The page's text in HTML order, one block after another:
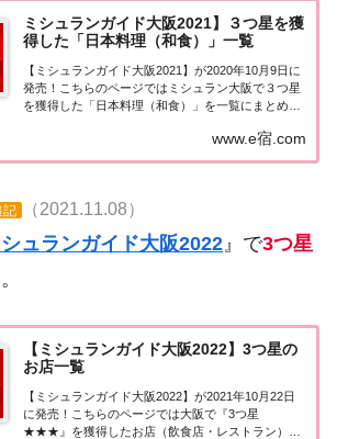
ミシュランガイド大阪2021】３つ星を獲
得した「日本料理（和食）」一覧
【ミシュランガイド大阪2021】が2020年10月9日に
発売！こちらのページではミシュラン大阪で３つ星
を獲得した「日本料理（和食）」を一覧にまとめま
ンガイド大阪2021」で３つ星を獲得した日本料理
（和食）のお店は2店。追記 20...
www.e宿.com
記 （2021.11.08）
シュランガイド大阪2022』で3つ星
【ミシュランガイド大阪2022】3つ星の
お店一覧
【ミシュランガイド大阪2022】が2021年10月22日
に発売！こちらのページでは大阪で『3つ星
★★★』を獲得したお店（飲食店・レストラン）を